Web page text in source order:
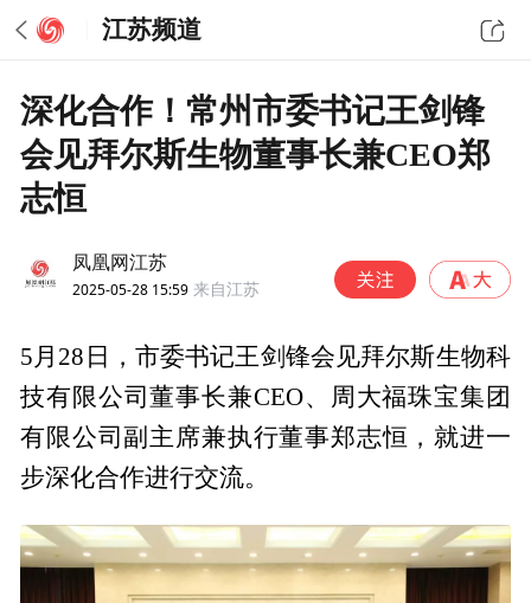
江苏频道
深化合作！常州市委书记王剑锋
会见拜尔斯生物董事长兼CEO郑
志恒
凤凰网江苏
2025-05-28 15:59 来自江苏
5月28日，市委书记王剑锋会见拜尔斯生物科
技有限公司董事长兼CEO、周大福珠宝集团
有限公司副主席兼执行董事郑志恒，就进一
步深化合作进行交流。